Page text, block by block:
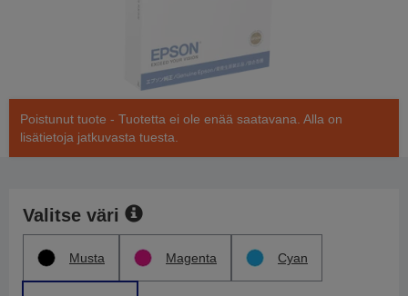
Poistunut tuote - Tuotetta ei ole enää saatavana. Alla on
lisätietoja jatkuvasta tuesta.
Valitse väri
Musta Magenta Cyan